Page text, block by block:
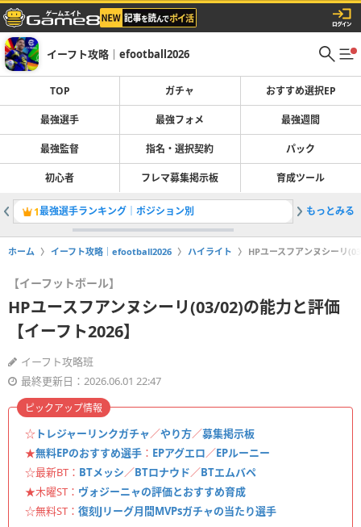
イーフト攻略｜efootball2026
TOP ガチャ おすすめ選択EP
最強選手 最強フォメ 最強週間
最強監督 指名・選択契約 パック
初心者 フレマ募集掲示板 育成ツール
1最強選手ランキング｜ポジション別 2
もっとみる
ホーム イーフト攻略｜efootball2026 ハイライト HPユースフアンヌシーリ
【イーフットボール】
HPユースフアンヌシーリ(03/02)の能力と評価
【イーフト2026】
イーフト攻略班
最終更新日：2026.06.01 22:47
☆ トレジャーリンクガチャ／やり方／募集掲示板
★無料EPのおすすめ選手 ： EPアグエロ／EPルーニー
☆最新BT： BTメッシ／BTロナウド／BTエムバペ
★木曜ST： ヴォジーニャの評価とおすすめ育成
☆無料ST： 復刻Jリーグ月間MVPsガチャの当たり選手
ピックアップ情報